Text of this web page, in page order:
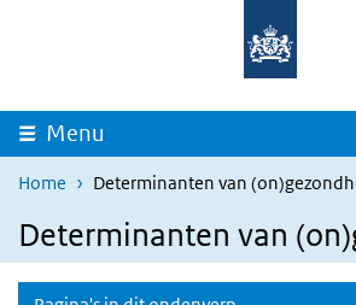
Overslaan en naar de inhoud gaan
Menu
Home Determinanten van
Determinanten van